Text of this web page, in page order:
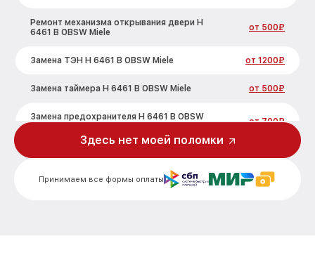
Ремонт механизма открывания двери H
6461 B OBSW Miele
от 500₽
Замена ТЭН H 6461 B OBSW Miele от 1200₽
Замена таймера H 6461 B OBSW Miele от 500₽
Замена предохранителя H 6461 B OBSW
от 700₽
от 500₽
Принимаем все формы оплаты
Здесь нет моей поломки